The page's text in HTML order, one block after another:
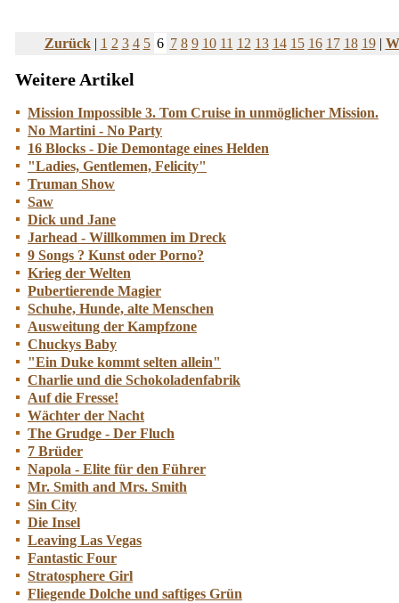
Zurück| 1 2 3 4 5 6 7 8 9 10 11 12 13 14 15 16 17 18 19|
Weitere Artikel
Mission Impossible 3. Tom Cruise in unmöglicher Mission.
No Martini - No Party
16 Blocks - Die Demontage eines Helden
"Ladies, Gentlemen, Felicity"
Truman Show
Saw
Dick und Jane
Jarhead - Willkommen im Dreck
9 Songs ? Kunst oder Porno?
Krieg der Welten
Pubertierende Magier
Schuhe, Hunde, alte Menschen
Ausweitung der Kampfzone
Chuckys Baby
"Ein Duke kommt selten allein"
Charlie und die Schokoladenfabrik
Auf die Fresse!
Wächter der Nacht
The Grudge - Der Fluch
7 Brüder
Napola - Elite für den Führer
Mr. Smith and Mrs. Smith
Sin City
Die Insel
Leaving Las Vegas
Fantastic Four
Stratosphere Girl
Fliegende Dolche und saftiges Grün